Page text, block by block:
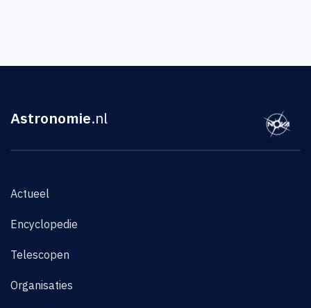
Astronomie.nl
Actueel
Encyclopedie
Telescopen
Organisaties